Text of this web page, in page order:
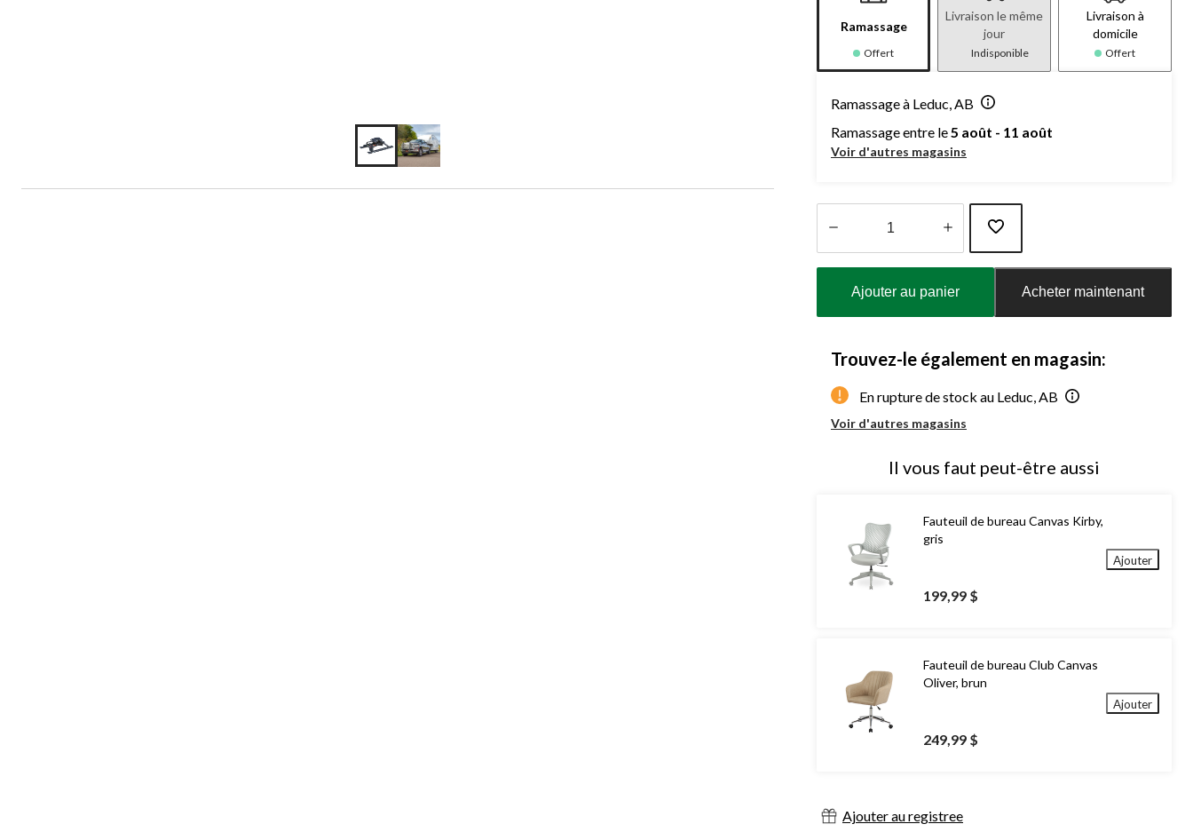
Ramassage
Offert
Livraison le même
jour
Indisponible
Livraison à
domicile
Offert
Ramassage à Leduc, AB
Ramassage entre le 5 août - 11 août
Voir d'autres magasins
Ajouter au panier Acheter maintenant
Trouvez-le également en magasin:
En rupture de stock au Leduc, AB
Voir d'autres magasins
Il vous faut peut-être aussi
Fauteuil de bureau Canvas Kirby,
gris
199,99 $
Ajouter
Fauteuil de bureau Club Canvas
Oliver, brun
249,99 $
Ajouter
Ajouter au registree